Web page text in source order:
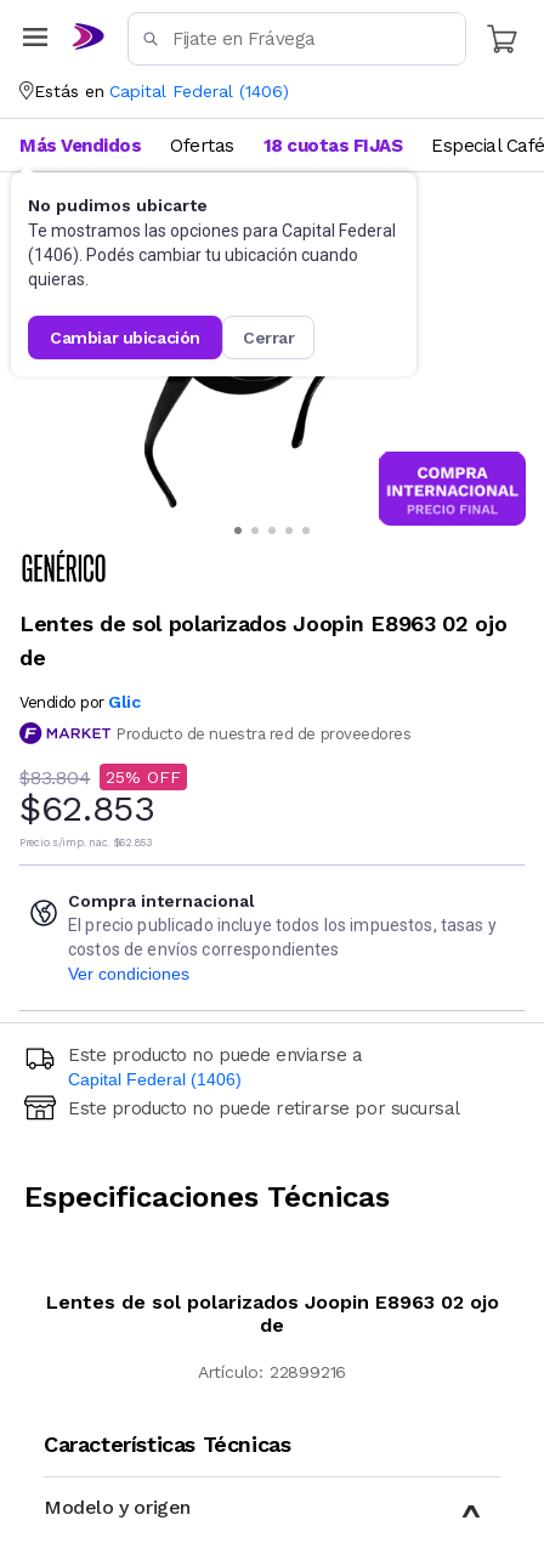
Estás en Capital Federal (1406)
No pudimos ubicarte
Te mostramos las opciones para Capital Federal
(1406). Podés cambiar tu ubicación cuando
quieras.
cambiar ubicación cerrar
Más Vendidos Ofertas 18 cuotas FIJAS Especial Café
Accesorios Anteojos de sol
Lentes de sol polarizados Joopin E8963 02 ojo
de
Vendido por Glic
Producto de nuestra red de proveedores
$83.804 25
$62.853
Precio s/imp. nac. $62.853
Compra internacional
El precio publicado incluye todos los impuestos, tasas y
costos de envíos correspondientes
Ver condiciones
Este producto no puede enviarse a
Capital Federal (1406)
Ingresá código postal (sólo números)
Este producto no puede retirarse por sucursal
Especificaciones Técnicas
Lentes de sol polarizados Joopin E8963 02 ojo
de
Artículo: 22899216
Características Técnicas
Modelo y origen